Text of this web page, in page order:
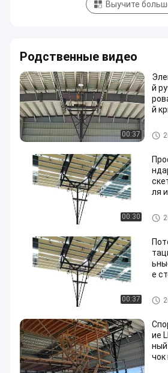
Выучите
Родственные видео
00:37
й
й
00:30
ля
00:37
е
й
ие
чок